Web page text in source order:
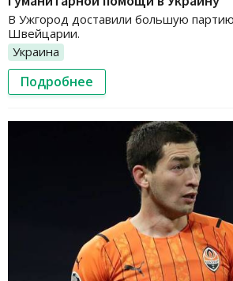
В Ужгород доставили большую
Швейцарии.
Украина
Подробнее